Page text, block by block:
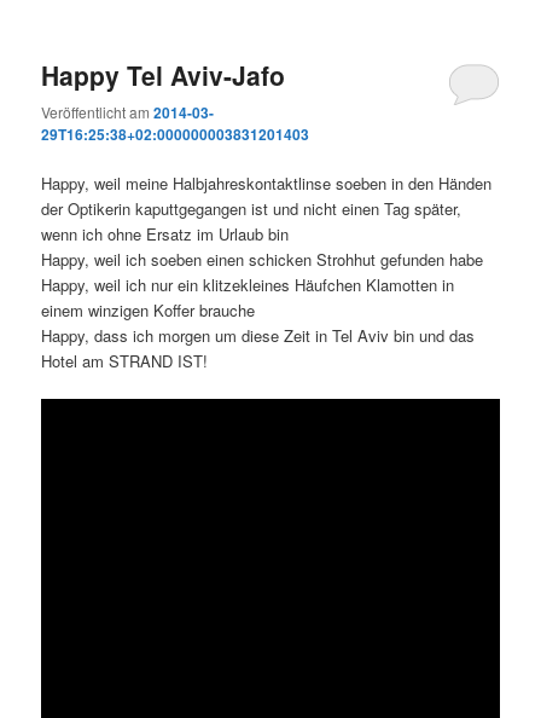
Happy Tel Aviv-Jafo
Veröffentlicht am2014-03-
29T16:25:38+02:000000003831201403
Happy, weil meine Halbjahreskontaktlinse soeben in den Händen
der Optikerin kaputtgegangen ist und nicht einen Tag später,
wenn ich ohne Ersatz im Urlaub bin
Happy, weil ich soeben einen schicken Strohhut gefunden habe
Happy, weil ich nur ein klitzekleines Häufchen Klamotten in
einem winzigen Koffer brauche
Happy, dass ich morgen um diese Zeit in Tel Aviv bin und das
Hotel am STRAND IST!